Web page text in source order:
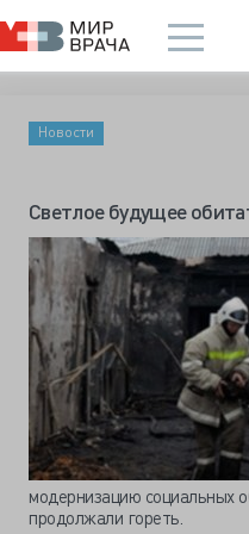
Новости
Светлое будущее
модернизацию социальных
продолжали гореть.